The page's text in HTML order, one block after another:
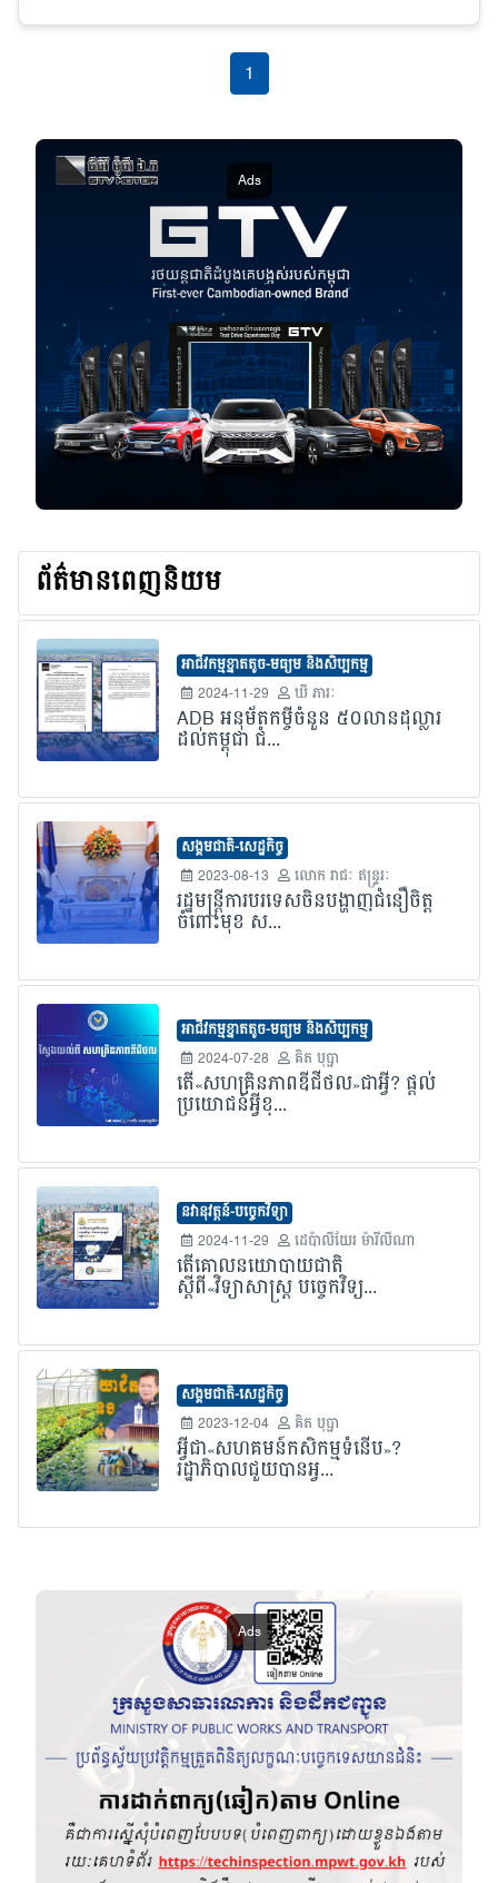
1
ព័ត៌មានពេញនិយម
អាជីវកម្មខ្នាតតូច-មធ្យម និងសិប្បកម្ម
2024-11-29
ឃី ភារៈ
ADB អនុម័តកម្ចីចំនួន ៥០លានដុល្លារ
ដល់កម្ពុជា ជំ...
សង្គមជាតិ-សេដ្ឋកិច្ច
2023-08-13
លោក​ រាជៈ ឥន្រ្ទរៈ
រដ្ឋមន្រ្តីការបរទេសចិនបង្ហាញជំនឿចិត្ត
ចំពោះមុខ ស...
អាជីវកម្មខ្នាតតូច-មធ្យម និងសិប្បកម្ម
2024-07-28
គិត បុប្ផា
តើ«សហគ្រិនភាពឌីជីថល»ជាអ្វី? ផ្តល់
ប្រយោជន៍អ្វីខ្...
នវានុវត្តន៍-បច្ចេកវិទ្យា
2024-11-29
ដេប៉ាលីយែរ ម៉ារីលីណា
តើគោលនយោបាយជាតិ
ស្តីពី«វិទ្យាសាស្ត្រ បច្ចេកវិទ្យ...
សង្គមជាតិ-សេដ្ឋកិច្ច
2023-12-04
គិត បុប្ផា
អ្វីជា«សហគមន៍កសិកម្មទំនើប»?
រដ្ឋាភិបាលជួយបានអ្វ...